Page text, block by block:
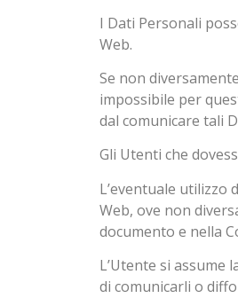
I Dati Personali
Web.
Se non
impossibile per
dal comunicare tali
Gli Utenti che
L’eventuale utilizzo
Web, ove non
documento e nella
L’Utente si
di comunicarli o